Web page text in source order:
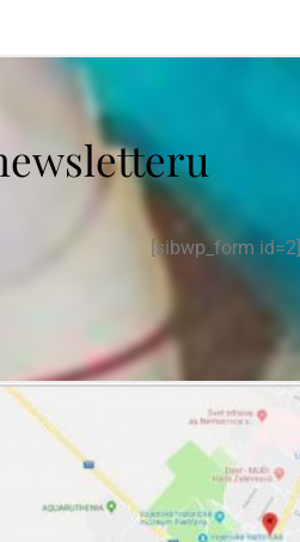
[sibwp_form id=2]